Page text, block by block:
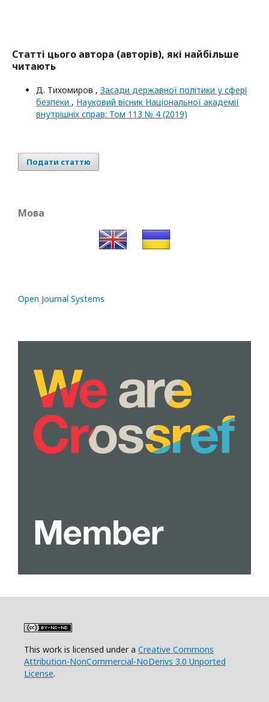
Статті цього автора (авторів), які найбільше
читають
Д. Тихомиров , Засади державної політики у сфері
безпеки , Науковий вісник Національної академії
внутрішніх справ: Том 113 № 4 (2019)
Подати статтю
Мова
Open Journal Systems
This work is licensed under a Creative Commons
Attribution-NonCommercial-NoDerivs 3.0 Unported
License.